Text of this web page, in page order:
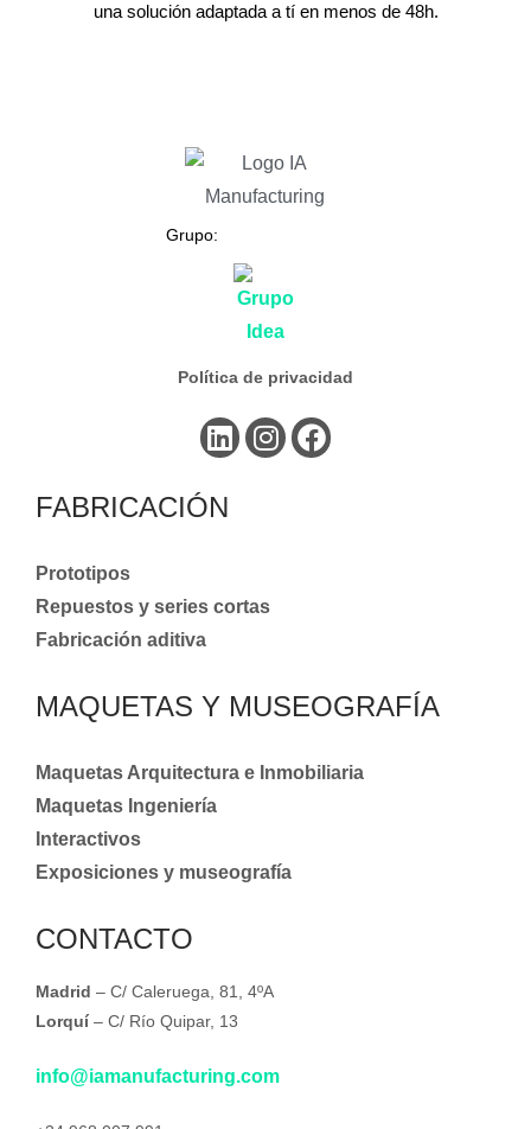
una solución adaptada a tí en menos de 48h.
Grupo:
Política de privacidad
FABRICACIÓN
Prototipos
Repuestos y series cortas
Fabricación aditiva
MAQUETAS Y MUSEOGRAFÍA
Maquetas Arquitectura e Inmobiliaria
Maquetas Ingeniería
Interactivos
Exposiciones y museografía
CONTACTO
Madrid – C/ Caleruega, 81, 4ºA
Lorquí– C/ Río Quipar, 13
info@iamanufacturing.com